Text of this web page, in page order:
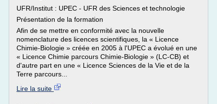
UFR/Institut : UPEC - UFR des Sciences et technologie
Présentation de la formation
Afin de se mettre en conformité avec la nouvelle
nomenclature des licences scientifiques, la « Licence
Chimie-Biologie » créée en 2005 à l'UPEC a évolué en une
« Licence Chimie parcours Chimie-Biologie » (LC-CB) et
d'autre part en une « Licence Sciences de la Vie et de la
Terre parcours...
Lire la suite